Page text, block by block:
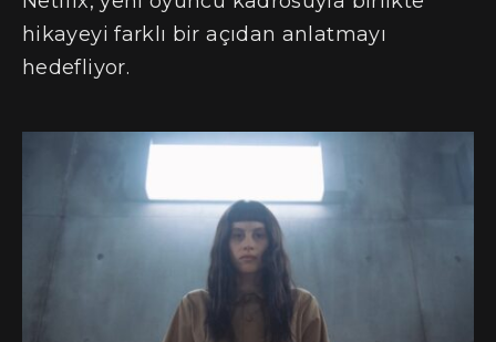
hikayeyi farklı bir açıdan anlatmayı
hedefliyor.